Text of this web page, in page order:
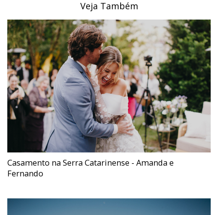
Veja Também
Casamento na Serra Catarinense - Amanda e
Fernando